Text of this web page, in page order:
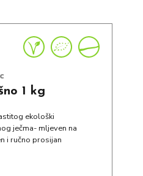
1 kg
ekološki
ječma- mljeven na
i ručno prosijan